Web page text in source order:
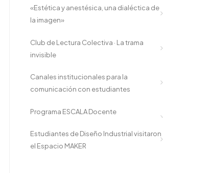
«Estética y anestésica, una dialéctica de
la imagen»
Club de Lectura Colectiva · La trama
invisible
Canales institucionales para la
comunicación con estudiantes
Programa ESCALA Docente
Estudiantes de Diseño Industrial visitaron
el Espacio MAKER